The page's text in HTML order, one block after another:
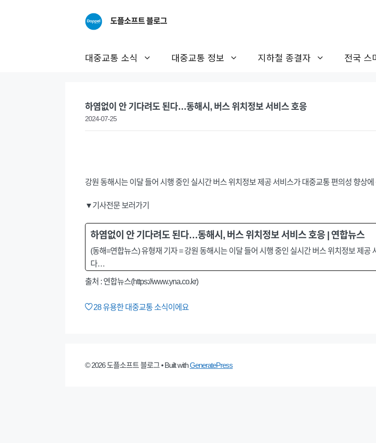
도플소프트 블로그
대중교통 소식 대중교통 정보 지하철 종결자 전국 스
하염없이 안 기다려도 된다…동해시, 버스 위치정보 서비스 호응
2024-07-25
강원 동해시는 이달 들어 시행 중인 실시간 버스 위치정보 제공 서비스가 대중교통 편의성 향상
▼기사전문 보러가기
하염없이 안 기다려도 된다…동해시, 버스 위치정보 서비스 호응 | 연합뉴스
(동해=연합뉴스) 유형재 기자 = 강원 동해시는 이달 들어 시행 중인 실시간 버스 위치정보 제공
다…
출처 : 연합뉴스(https://www.yna.co.kr)
28유용한 대중교통 소식이에요
© 2026 도플소프트 블로그• Built withGeneratePress